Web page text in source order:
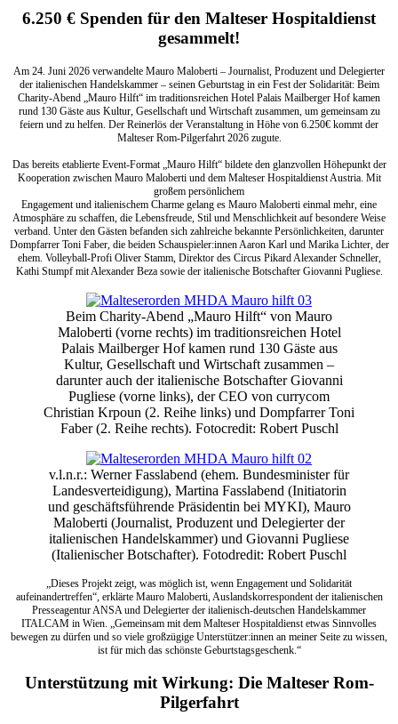
6.250 € Spenden für den Malteser Hospitaldienst
gesammelt!
Am 24. Juni 2026 verwandelte Mauro Maloberti – Journalist, Produzent und Delegierter
der italienischen Handelskammer – seinen Geburtstag in ein Fest der Solidarität: Beim
Charity-Abend „Mauro Hilft“ im traditionsreichen Hotel Palais Mailberger Hof kamen
rund 130 Gäste aus Kultur, Gesellschaft und Wirtschaft zusammen, um gemeinsam zu
feiern und zu helfen. Der Reinerlös der Veranstaltung in Höhe von 6.250€ kommt der
Malteser Rom-Pilgerfahrt 2026 zugute.
Das bereits etablierte Event-Format „Mauro Hilft“ bildete den glanzvollen Höhepunkt der
Kooperation zwischen Mauro Maloberti und dem Malteser Hospitaldienst Austria. Mit
großem persönlichem
Engagement und italienischem Charme gelang es Mauro Maloberti einmal mehr, eine
Atmosphäre zu schaffen, die Lebensfreude, Stil und Menschlichkeit auf besondere Weise
verband. Unter den Gästen befanden sich zahlreiche bekannte Persönlichkeiten, darunter
Dompfarrer Toni Faber, die beiden Schauspieler:innen Aaron Karl und Marika Lichter, der
ehem. Volleyball-Profi Oliver Stamm, Direktor des Circus Pikard Alexander Schneller,
Kathi Stumpf mit Alexander Beza sowie der italienische Botschafter Giovanni Pugliese.
Beim Charity-Abend „Mauro Hilft“ von Mauro
Maloberti (vorne rechts) im traditionsreichen Hotel
Palais Mailberger Hof kamen rund 130 Gäste aus
Kultur, Gesellschaft und Wirtschaft zusammen –
darunter auch der italienische Botschafter Giovanni
Pugliese (vorne links), der CEO von currycom
Christian Krpoun (2. Reihe links) und Dompfarrer Toni
Faber (2. Reihe rechts). Fotocredit: Robert Puschl
v.l.n.r.: Werner Fasslabend (ehem. Bundesminister für
Landesverteidigung), Martina Fasslabend (Initiatorin
und geschäftsführende Präsidentin bei MYKI), Mauro
Maloberti (Journalist, Produzent und Delegierter der
italienischen Handelskammer) und Giovanni Pugliese
(Italienischer Botschafter). Fotodredit: Robert Puschl
„Dieses Projekt zeigt, was möglich ist, wenn Engagement und Solidarität
aufeinandertreffen“, erklärte Mauro Maloberti, Auslandskorrespondent der italienischen
Presseagentur ANSA und Delegierter der italienisch-deutschen Handelskammer
ITALCAM in Wien. „Gemeinsam mit dem Malteser Hospitaldienst etwas Sinnvolles
bewegen zu dürfen und so viele großzügige Unterstützer:innen an meiner Seite zu wissen,
ist für mich das schönste Geburtstagsgeschenk.“
Unterstützung mit Wirkung: Die Malteser Rom-
Pilgerfahrt